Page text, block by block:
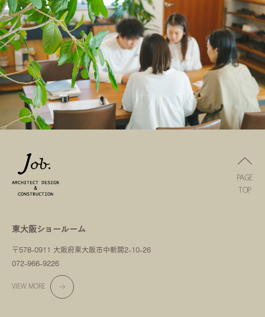
東大阪ショールーム
〒578-0911 大阪府東大阪市中新開2-10-26
072-966-9226
VIEW MORE
PAGE
TOP